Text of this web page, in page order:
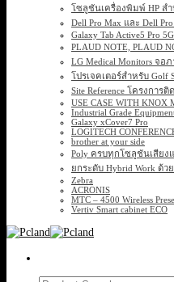
โซลูชันเครื่องพิมพ์ HP ส
Dell Pro Max และ Dell
Galaxy Tab Active5 Pro
PLAUD NOTE, PLAUD
LG Medical Monitors จ
โปรเจคเตอร์สำหรับ Golf
Site Reference โครงการ
USE CASE WITH KNOX
Industrial Grade
Galaxy xCover7 Pro
LOGITECH
brother at your side
Poly ครบทุกโซลูชันเสียง
ยกระดับ Hybrid Work ด้ว
Zebra
ACRONIS
MTC – 4500 Wireless
Vertiv Smart cabinet ECO